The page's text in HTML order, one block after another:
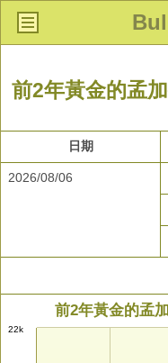
前2年黃金的孟
日期
2026/08/06
前2年黃金的孟
22k